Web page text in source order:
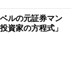
ルの元証券マン
資家の方程式」